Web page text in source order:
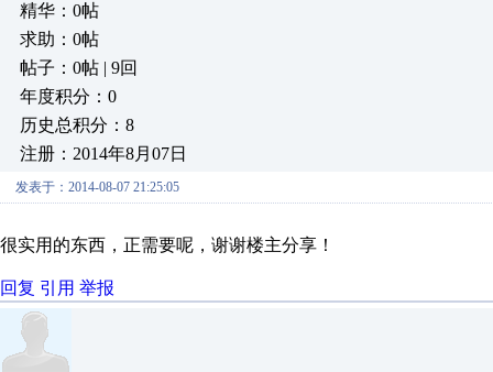
精华：0帖
求助：0帖
帖子：0帖 | 9回
年度积分：0
历史总积分：8
注册：2014年8月07日
发表于：2014-08-07 21:25:05
很实用的东西，正需要呢，谢谢楼主分享！
回复 引用 举报